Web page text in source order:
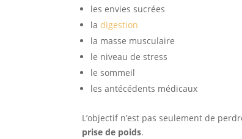
les envies sucrées
ladigestion
la masse musculaire
le niveau de stress
le sommeil
les antécédents médicaux
L’objectif n’est pas seulement de
prise de poids.